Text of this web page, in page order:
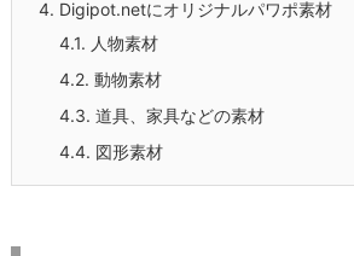
4. Digipot.netにオリジナルパワポ素材
4.1. 人物素材
4.2. 動物素材
4.3. 道具、家具などの素材
4.4. 図形素材